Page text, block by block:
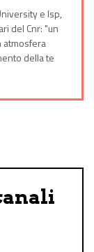
e Isp,
del Cnr: "un
atmosfera
della te